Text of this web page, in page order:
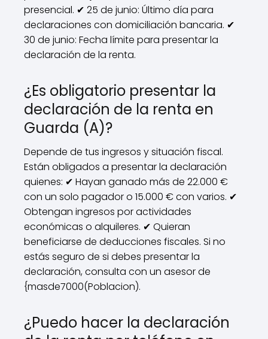
presencial. ✔ 25 de junio: Último día para
declaraciones con domiciliación bancaria. ✔
30 de junio: Fecha límite para presentar la
declaración de la renta.
¿Es obligatorio presentar la
declaración de la renta en
Guarda (A)?
Depende de tus ingresos y situación fiscal.
Están obligados a presentar la declaración
quienes: ✔ Hayan ganado más de 22.000 €
con un solo pagador o 15.000 € con varios. ✔
Obtengan ingresos por actividades
económicas o alquileres. ✔ Quieran
beneficiarse de deducciones fiscales. Si no
estás seguro de si debes presentar la
declaración, consulta con un asesor de
{masde7000(Poblacion).
¿Puedo hacer la declaración